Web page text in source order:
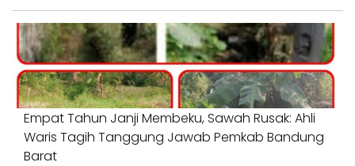
Empat Tahun Janji Membeku, Sawah Rusak: Ahli
Waris Tagih Tanggung Jawab Pemkab Bandung
Barat